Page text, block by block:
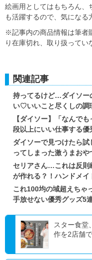
絵画用としてはもちろん、
も活躍するので、気になる
※記事内の商品情報は筆者
り在庫切れ、取り扱ってい
関連記事
持ってるけど…ダイソー
い♡いいこと尽くしの調
【ダイソー】「なんで
段以上にいい仕事する優
ダイソーで見つけたら
ってしまった激うまおや
セリアさん…これは反則
が作れる？！ハンドメイ
これ100均の域超えちゃ
手放せない優秀グッズ5
スター食堂
作を2店舗